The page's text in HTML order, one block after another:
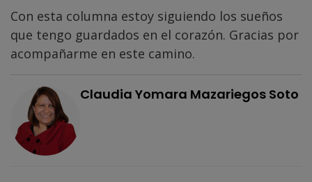
Con esta columna estoy siguiendo los sueños
que tengo guardados en el corazón. Gracias por
acompañarme en este camino.
Claudia Yomara Mazariegos Soto